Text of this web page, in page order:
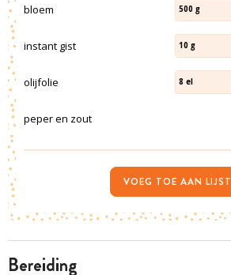
bereiding
bloem 500 g
instant gist 10 g
olijfolie 8 el
peper en zout
VOEG TOE AAN LIJST